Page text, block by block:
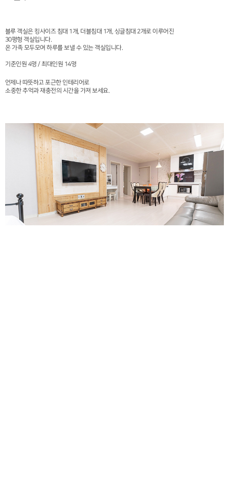
블루 객실은 킹사이즈 침대 1개, 더블침대 1개, 싱글침대 2개로 이루어진
30평형 객실입니다.
온 가족 모두모여 하루를 보낼 수 있는 객실입니다.
기준인원 4명 / 최대인원 14명
언제나 따뜻하고 포근한 인테리어로
소중한 추억과 재충전의 시간을 가져 보세요.